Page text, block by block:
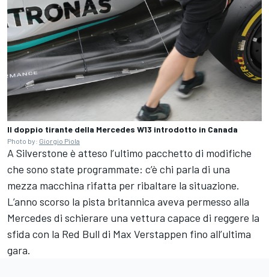
Il doppio tirante della Mercedes W13 introdotto in Canada
Photo by: Giorgio Piola
A Silverstone è atteso l’ultimo pacchetto di modifiche
che sono state programmate: c’è chi parla di una
mezza macchina rifatta per ribaltare la situazione.
L’anno scorso la pista britannica aveva permesso alla
Mercedes di schierare una vettura capace di reggere la
sfida con la Red Bull di Max Verstappen fino all’ultima
gara.